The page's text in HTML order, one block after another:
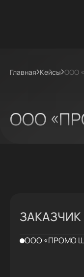
Главная Кейсы ООО
ООО
ЗАКАЗЧИК
ООО «ПРОМО